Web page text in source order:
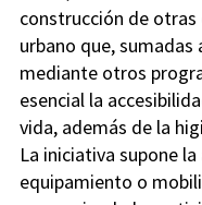
construcción de
urbano que, sumadas
mediante otros
esencial la
vida, además de la
La iniciativa supone
equipamiento o